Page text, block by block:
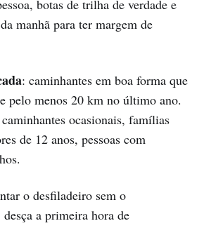
botas de trilha de verdade e
manhã para ter margem de
: caminhantes em boa forma que
pelo menos 20 km no último ano.
ocasionais, famílias
de 12 anos, pessoas com
o desfiladeiro sem o
a primeira hora de